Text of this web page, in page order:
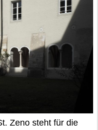
Zeno steht für die